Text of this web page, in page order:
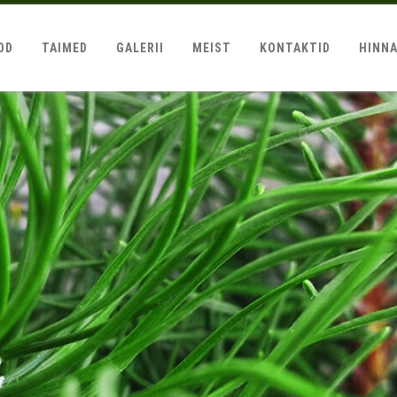
TAIMED GALERII MEIST KONTAKTID